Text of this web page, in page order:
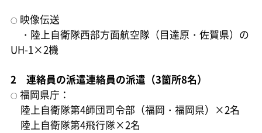
○映像伝送
・陸上自衛隊西部方面航空隊（目達原・佐賀県）の
UH-1×2機
2 連絡員の派遣連絡員の派遣（3箇所8名）
○福岡県庁：
陸上自衛隊第4師団司令部（福岡・福岡県）×2名
陸上自衛隊第4飛行隊×2名